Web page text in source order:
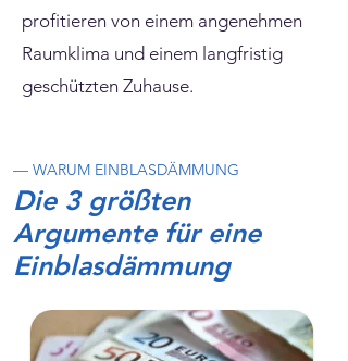
profitieren von einem angenehmen
Raumklima und einem langfristig
geschützten Zuhause.
— WARUM EINBLASDÄMMUNG
Die 3 größten
Argumente für eine
Einblasdämmung